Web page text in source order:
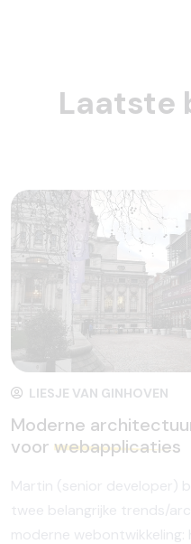
Laatste
LIESJE VAN GINHOVEN
Moderne
voor webapplicaties
Martin (senior developer)
twee belangrijke trends/
moderne